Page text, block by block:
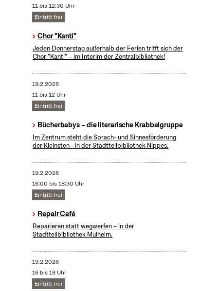
11 bis 12:30 Uhr
Eintritt frei
Chor "Kanti"
Jeden Donnerstag außerhalb der Ferien trifft sich der
Chor "Kanti" – im Interim der Zentralbibliothek!
19.2.2026
11 bis 12 Uhr
Eintritt frei
Bücherbabys – die literarische Krabbelgruppe
Im Zentrum steht die Sprach- und Sinnesförderung
der Kleinsten - in der Stadtteilbibliothek Nippes.
19.2.2026
16:00 bis 18:30 Uhr
Eintritt frei
Repair Café
Reparieren statt wegwerfen – in der
Stadtteilbibliothek Mülheim.
19.2.2026
16 bis 18 Uhr
Eintritt frei